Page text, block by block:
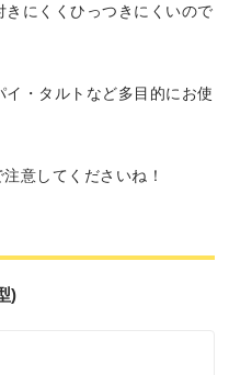
にくくひっつきにくいので
・タルトなど多目的にお使
意してくださいね！
)